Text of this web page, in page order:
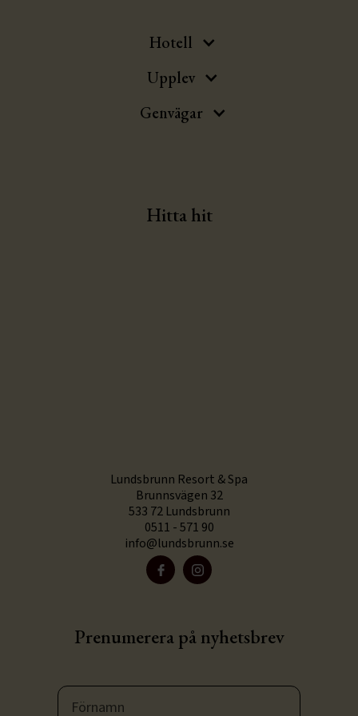
Hotell
Upplev
Genvägar
Hitta hit
Lundsbrunn Resort & Spa
Brunnsvägen 32
533 72 Lundsbrunn
0511 - 571 90
info@lundsbrunn.se
Prenumerera på nyhetsbrev